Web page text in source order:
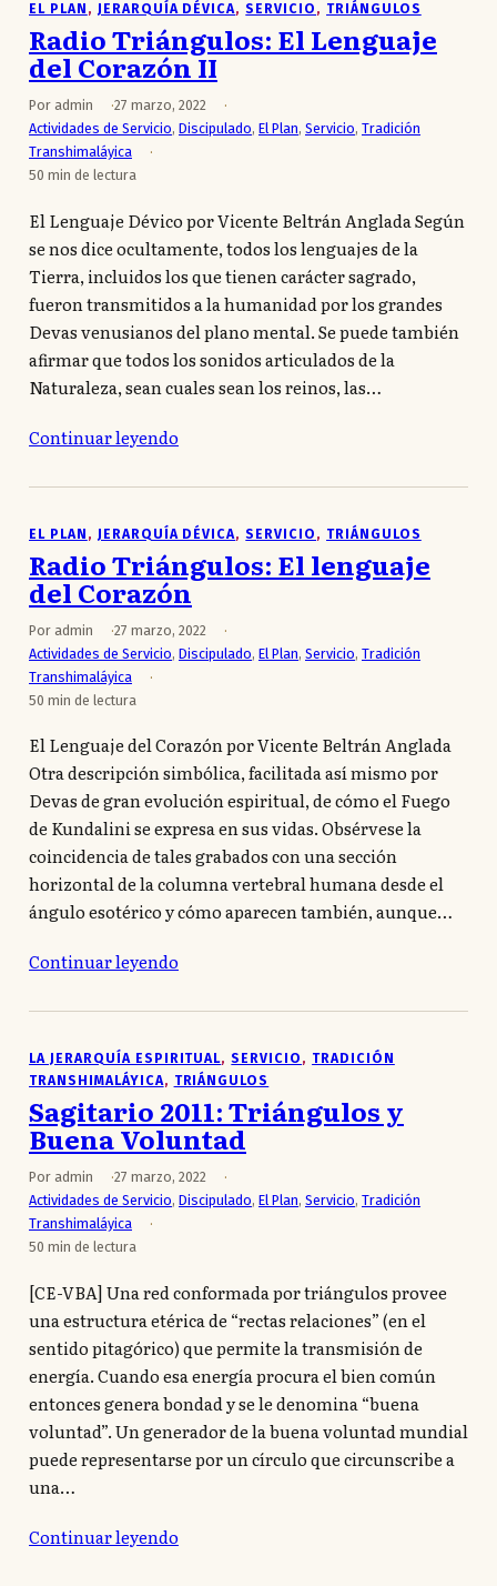
EL PLAN , JERARQUÍA DÉVICA, SERVICIO , TRIÁNGULOS
Radio Triángulos: El Lenguaje
del Corazón II
Por admin
27 marzo, 2022
Actividades de Servicio, Discipulado, El Plan, Servicio, Tradición
Transhimaláyica
50 min de lectura
El Lenguaje Dévico por Vicente Beltrán Anglada Según
se nos dice ocultamente, todos los lenguajes de la
Tierra, incluidos los que tienen carácter sagrado,
fueron transmitidos a la humanidad por los grandes
Devas venusianos del plano mental. Se puede también
afirmar que todos los sonidos articulados de la
Naturaleza, sean cuales sean los reinos, las…
Continuar leyendo
EL PLAN , JERARQUÍA DÉVICA, SERVICIO , TRIÁNGULOS
Radio Triángulos: El lenguaje
del Corazón
Por admin
27 marzo, 2022
Actividades de Servicio, Discipulado, El Plan, Servicio, Tradición
Transhimaláyica
50 min de lectura
El Lenguaje del Corazón por Vicente Beltrán Anglada
Otra descripción simbólica, facilitada así mismo por
Devas de gran evolución espiritual, de cómo el Fuego
de Kundalini se expresa en sus vidas. Obsérvese la
coincidencia de tales grabados con una sección
horizontal de la columna vertebral humana desde el
ángulo esotérico y cómo aparecen también, aunque…
Continuar leyendo
LA JERARQUÍA ESPIRITUAL, SERVICIO , TRADICIÓN
TRANSHIMALÁYICA, TRIÁNGULOS
Sagitario 2011: Triángulos y
Buena Voluntad
Por admin
27 marzo, 2022
Actividades de Servicio, Discipulado, El Plan, Servicio, Tradición
Transhimaláyica
50 min de lectura
[CE-VBA] Una red conformada por triángulos provee
una estructura etérica de “rectas relaciones” (en el
sentido pitagórico) que permite la transmisión de
energía. Cuando esa energía procura el bien común
entonces genera bondad y se le denomina “buena
voluntad”. Un generador de la buena voluntad mundial
puede representarse por un círculo que circunscribe a
una…
Continuar leyendo